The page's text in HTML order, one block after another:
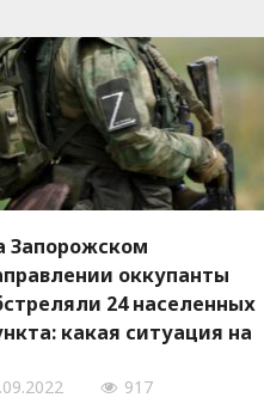
Запорожском
оккупанты
24 населенных
какая ситуация на
917